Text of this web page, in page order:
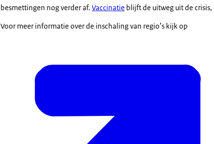
besmettingen nog verder af. Vaccinatie blijft de uitweg uit de
Voor meer informatie over de inschaling van regio’s kijk op